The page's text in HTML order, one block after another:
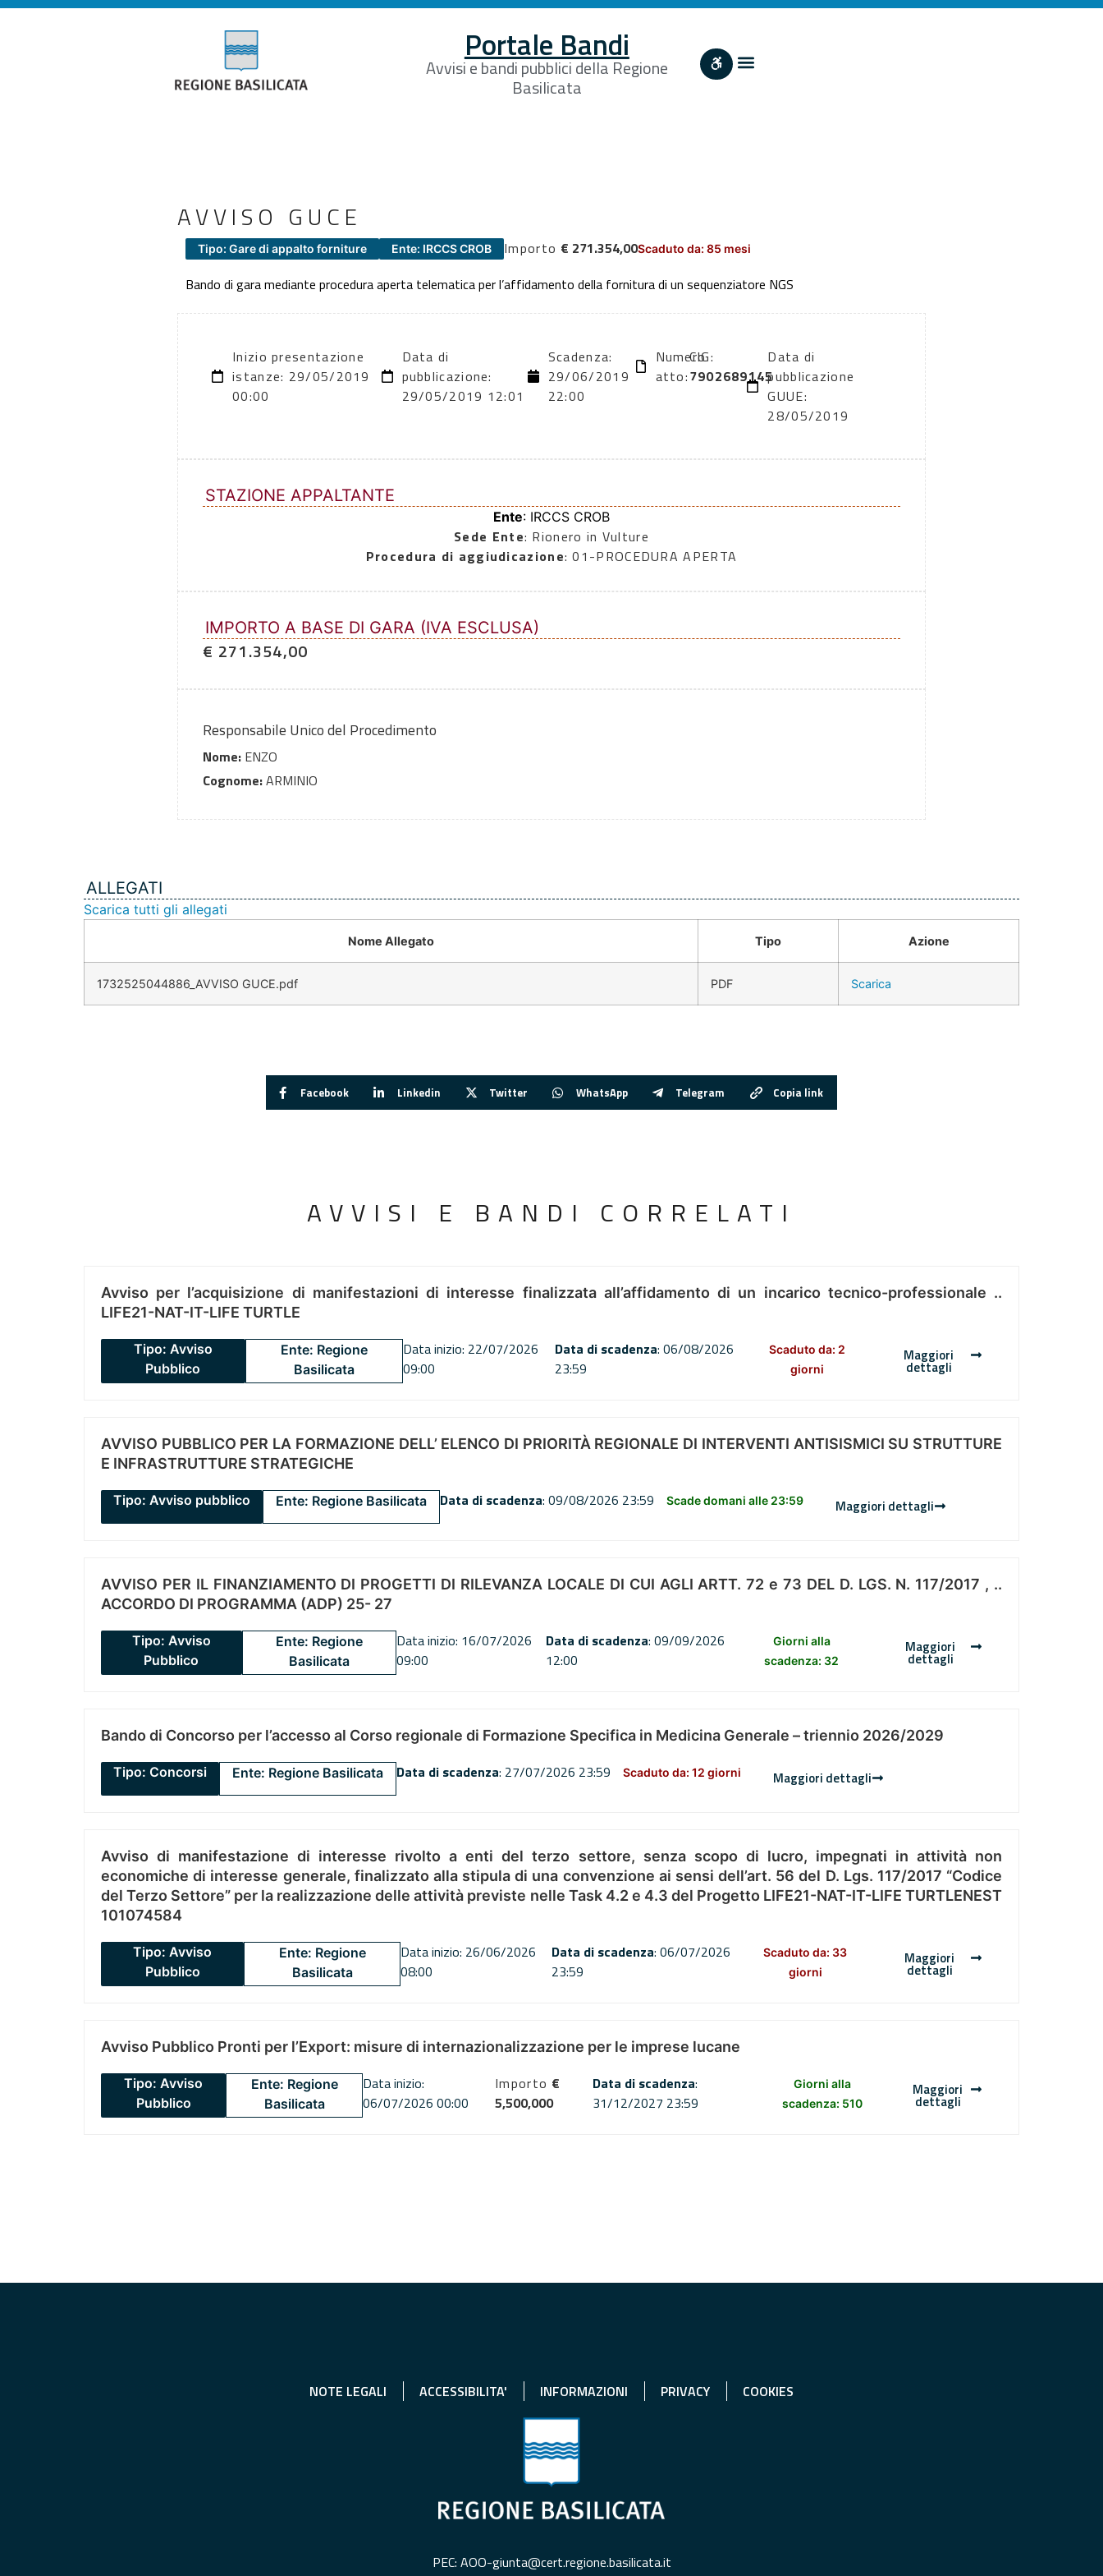
Portale Bandi
Avvisi e bandi pubblici della Regione
Basilicata
AVVISO GUCE
Tipo: Gare di appalto forniture Ente: IRCCS CROB Importo € 271.354,00Scaduto da: 85 mesi
Bando di gara mediante procedura aperta telematica per l’affidamento della fornitura di un sequenziatore NGS
Inizio presentazione
istanze: 29/05/2019
00:00
Data di
pubblicazione:
29/05/2019 12:01
Scadenza:
29/06/2019
22:00
Numero
atto:
CIG:
7902689145
Data di
pubblicazione
GUUE:
28/05/2019
STAZIONE APPALTANTE
Ente: IRCCS CROB
Sede Ente: Rionero in Vulture
Procedura di aggiudicazione: 01-PROCEDURA APERTA
IMPORTO A BASE DI GARA (IVA ESCLUSA)
€ 271.354,00
Responsabile Unico del Procedimento
Nome: ENZO
Cognome:ARMINIO
ALLEGATI
Scarica tutti gli allegati
Nome Allegato Tipo Azione
1732525044886_AVVISO GUCE.pdf PDF Scarica
Facebook Linkedin Twitter WhatsApp Telegram Copia link
AVVISI E BANDI CORRELATI
Avviso per l’acquisizione di manifestazioni di interesse finalizzata all’affidamento di un incarico tecnico-professionale ..
LIFE21-NAT-IT-LIFE TURTLE
Tipo: Avviso
Pubblico
Ente: Regione
Basilicata
Data inizio: 22/07/2026
09:00
Data di scadenza: 06/08/2026
23:59
Scaduto da: 2
giorni
Maggiori
dettagli
AVVISO PUBBLICO PER LA FORMAZIONE DELL’ ELENCO DI PRIORITÀ REGIONALE DI INTERVENTI ANTISISMICI SU STRUTTURE
E INFRASTRUTTURE STRATEGICHE
Tipo: Avviso pubblico Ente: Regione Basilicata Data di scadenza: 09/08/2026 23:59 Scade domani alle 23:59 Maggiori dettagli
AVVISO PER IL FINANZIAMENTO DI PROGETTI DI RILEVANZA LOCALE DI CUI AGLI ARTT. 72 e 73 DEL D. LGS. N. 117/2017 , ..
ACCORDO DI PROGRAMMA (ADP) 25- 27
Tipo: Avviso
Pubblico
Ente: Regione
Basilicata
Data inizio: 16/07/2026
09:00
Data di scadenza: 09/09/2026
12:00
Giorni alla
scadenza: 32
Maggiori
dettagli
Bando di Concorso per l’accesso al Corso regionale di Formazione Specifica in Medicina Generale – triennio 2026/2029
Tipo: Concorsi Ente: Regione Basilicata Data di scadenza: 27/07/2026 23:59 Scaduto da: 12 giorni Maggiori dettagli
Avviso di manifestazione di interesse rivolto a enti del terzo settore, senza scopo di lucro, impegnati in attività non
economiche di interesse generale, finalizzato alla stipula di una convenzione ai sensi dell’art. 56 del D. Lgs. 117/2017 “Codice
del Terzo Settore” per la realizzazione delle attività previste nelle Task 4.2 e 4.3 del Progetto LIFE21-NAT-IT-LIFE TURTLENEST
101074584
Tipo: Avviso
Pubblico
Ente: Regione
Basilicata
Data inizio: 26/06/2026
08:00
Data di scadenza: 06/07/2026
23:59
Scaduto da: 33
giorni
Maggiori
dettagli
Avviso Pubblico Pronti per l’Export: misure di internazionalizzazione per le imprese lucane
Tipo: Avviso
Pubblico
Ente: Regione
Basilicata
Data inizio:
06/07/2026 00:00
Importo €
5,500,000
Data di scadenza:
31/12/2027 23:59
Giorni alla
scadenza: 510
Maggiori
dettagli
NOTE LEGALI ACCESSIBILITA' INFORMAZIONI PRIVACY COOKIES
PEC: AOO-giunta@cert.regione.basilicata.it